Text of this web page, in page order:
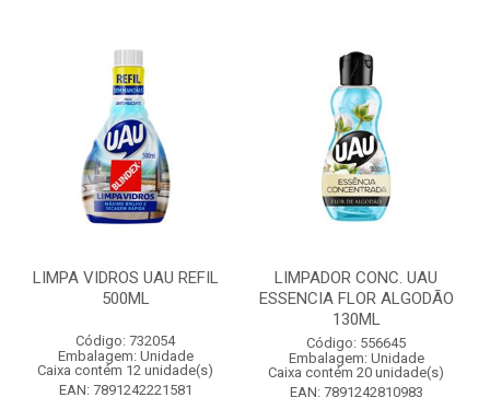
LIMPA VIDROS UAU REFIL
500ML
Código: 732054
Embalagem: Unidade
Caixa contém 12 unidade(s)
EAN: 7891242221581
LIMPADOR CONC. UAU
ESSENCIA FLOR ALGODÃO
130ML
Código: 556645
Embalagem: Unidade
Caixa contém 20 unidade(s)
EAN: 7891242810983